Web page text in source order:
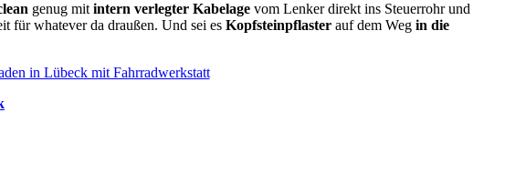
genug mit intern verlegter Kabelage vom Lenker direkt ins Steuerrohr und
für whatever da draußen. Und sei es Kopfsteinpflaster auf dem Weg in die